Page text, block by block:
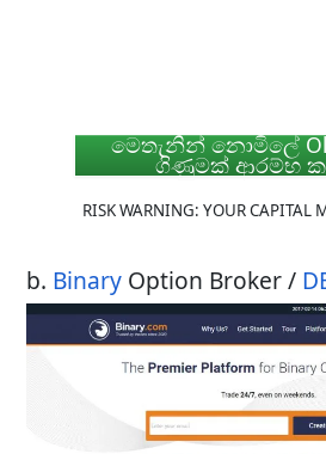
මෙතැනින් නොමිලේ
ගිණුමක් ආරම්භ
RISK WARNING: YOUR CAPITAL
b. Binary Option Broker /